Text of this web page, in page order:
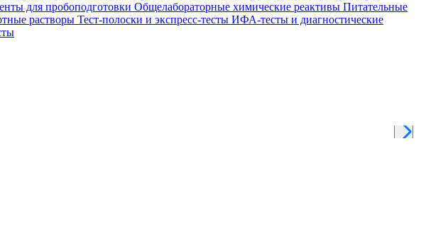
для пробоподготовки Общелабораторные химические реактивы Питательные
растворы Тест-полоски и экспресс-тесты ИФА-тесты и диагностические